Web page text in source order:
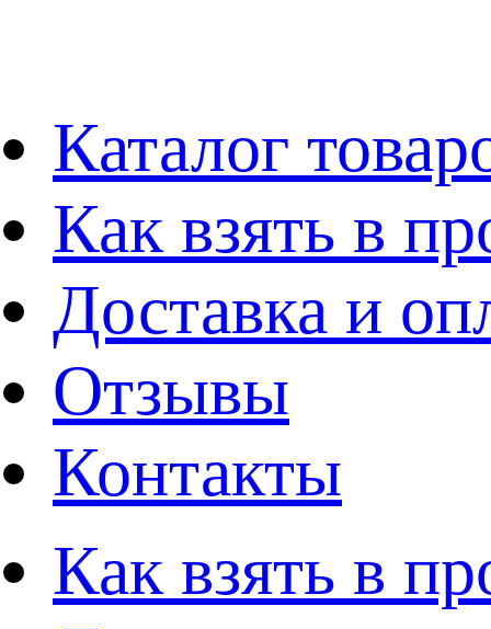
Каталог
Как взять в
Доставка и
Отзывы
Контакты
Как взять в